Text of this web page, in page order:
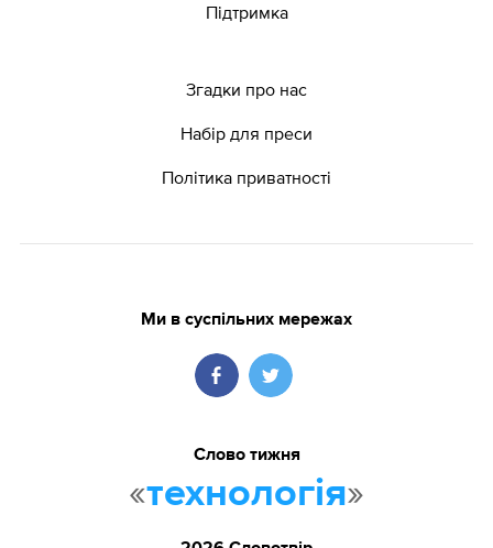
Підтримка
Згадки про нас
Набір для преси
Політика приватності
Ми в суспільних мережах
Слово тижня
«технологія»